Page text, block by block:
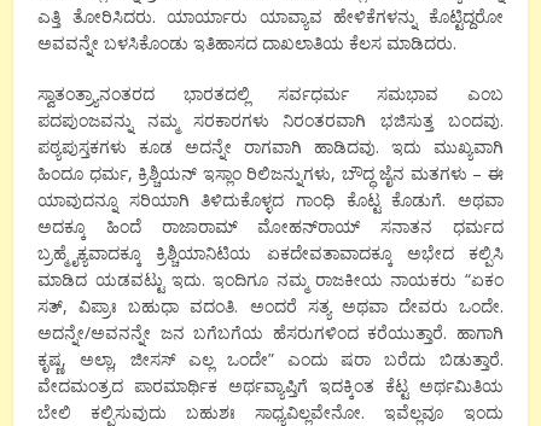
ಎತ್ತಿ ತೋರಿಸಿದರು. ಯಾರ್ಯಾರು ಯಾವ್ಯಾವ ಹೇಳಿಕೆಗಳನ್ನು ಕೊಟ್ಟಿದ್ದರೋ
ಅವವನ್ನೇ ಬಳಸಿಕೊಂಡು ಇತಿಹಾಸದ ದಾಖಲಾತಿಯ ಕೆಲಸ ಮಾಡಿದರು.
ಸ್ವಾತಂತ್ರ್ಯಾನಂತರದ ಭಾರತದಲ್ಲಿ ಸರ್ವಧರ್ಮ ಸಮಭಾವ ಎಂಬ
ಪದಪುಂಜವನ್ನು ನಮ್ಮ ಸರಕಾರಗಳು ನಿರಂತರವಾಗಿ ಭಜಿಸುತ್ತ ಬಂದವು.
ಪಠ್ಯಪುಸ್ತಕಗಳು ಕೂಡ ಅದನ್ನೇ ರಾಗವಾಗಿ ಹಾಡಿದವು. ಇದು ಮುಖ್ಯವಾಗಿ
ಹಿಂದೂ ಧರ್ಮ, ಕ್ರಿಶ್ಚಿಯನ್ ಇಸ್ಲಾಂ ರಿಲಿಜನ್ನುಗಳು, ಬೌದ್ಧ ಜೈನ ಮತಗಳು – ಈ
ಯಾವುದನ್ನೂ ಸರಿಯಾಗಿ ತಿಳಿದುಕೊಳ್ಳದ ಗಾಂಧಿ ಕೊಟ್ಟ ಕೊಡುಗೆ. ಅಥವಾ
ಅದಕ್ಕೂ ಹಿಂದೆ ರಾಜಾರಾಮ್ ಮೋಹನ್‍ರಾಯ್ ಸನಾತನ ಧರ್ಮದ
ಬ್ರಹ್ಮೈಕ್ಯವಾದಕ್ಕೂ ಕ್ರಿಶ್ಚಿಯಾನಿಟಿಯ ಏಕದೇವತಾವಾದಕ್ಕೂ ಅಭೇದ ಕಲ್ಪಿಸಿ
ಮಾಡಿದ ಯಡವಟ್ಟು ಇದು. ಇಂದಿಗೂ ನಮ್ಮ ರಾಜಕೀಯ ನಾಯಕರು “ಏಕಂ
ಸತ್, ವಿಪ್ರಾಃ ಬಹುಧಾ ವದಂತಿ. ಅಂದರೆ ಸತ್ಯ ಅಥವಾ ದೇವರು ಒಂದೇ.
ಅದನ್ನೇ/ಅವನನ್ನೇ ಜನ ಬಗೆಬಗೆಯ ಹೆಸರುಗಳಿಂದ ಕರೆಯುತ್ತಾರೆ. ಹಾಗಾಗಿ
ಕೃಷ್ಣ, ಅಲ್ಲಾ, ಜೀಸಸ್ ಎಲ್ಲ ಒಂದೇ” ಎಂದು ಷರಾ ಬರೆದು ಬಿಡುತ್ತಾರೆ.
ವೇದಮಂತ್ರದ ಪಾರಮಾರ್ಥಿಕ ಅರ್ಥವ್ಯಾಪ್ತಿಗೆ ಇದಕ್ಕಿಂತ ಕೆಟ್ಟ ಅರ್ಥಮಿತಿಯ
ಬೇಲಿ ಕಲ್ಪಿಸುವುದು ಬಹುಶಃ ಸಾಧ್ಯವಿಲ್ಲವೇನೋ. ಇವೆಲ್ಲವೂ ಇಂದು